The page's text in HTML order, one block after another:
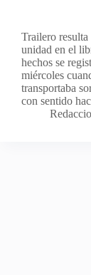
Trailero resulta
unidad en el
hechos se
miércoles
transportaba
con sentido